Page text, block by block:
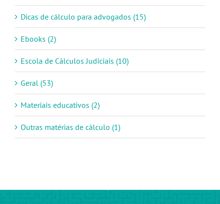
Dicas de cálculo para advogados (15)
Ebooks (2)
Escola de Cálculos Judiciais (10)
Geral (53)
Materiais educativos (2)
Outras matérias de cálculo (1)